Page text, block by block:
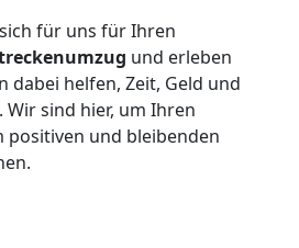
für uns für Ihren
und erleben
dabei helfen, Zeit, Geld und
Wir sind hier, um Ihren
positiven und bleibenden